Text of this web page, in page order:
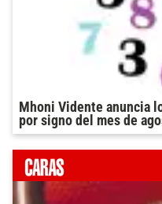
Mhoni Vidente anuncia
por signo del mes de